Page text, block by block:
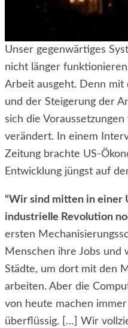
Unser gegenwärtiges
nicht länger
Arbeit ausgeht. Denn
und der Steigerung der
sich die
verändert. In einem
Zeitung brachte US-
Entwicklung jüngst auf
“Wir sind mitten in einer
industrielle Revolution
ersten
Menschen ihre Jobs und
Städte, um dort mit den
arbeiten. Aber die
von heute machen
überflüssig. […] Wir